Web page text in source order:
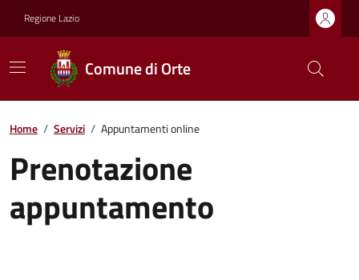
Regione Lazio
Comune di Orte
Home / Servizi / Appuntamenti online
Prenotazione
appuntamento